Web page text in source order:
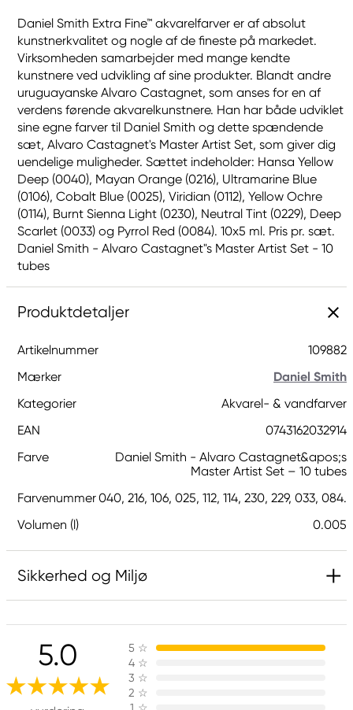
Daniel Smith Extra Fine™ akvarelfarver er af absolut
kunstnerkvalitet og nogle af de fineste på markedet.
Virksomheden samarbejder med mange kendte
kunstnere ved udvikling af sine produkter. Blandt andre
uruguayanske Alvaro Castagnet, som anses for en af
verdens førende akvarelkunstnere. Han har både udviklet
sine egne farver til Daniel Smith og dette spændende
sæt, Alvaro Castagnet's Master Artist Set, som giver dig
uendelige muligheder. Sættet indeholder: Hansa Yellow
Deep (0040), Mayan Orange (0216), Ultramarine Blue
(0106), Cobalt Blue (0025), Viridian (0112), Yellow Ochre
(0114), Burnt Sienna Light (0230), Neutral Tint (0229), Deep
Scarlet (0033) og Pyrrol Red (0084). 10x5 ml. Pris pr. sæt.
Daniel Smith - Alvaro Castagnet"s Master Artist Set - 10
tubes
Produktdetaljer
Artikelnummer
109882
Mærker
Daniel Smith
Kategorier
Akvarel- & vandfarver
EAN
0743162032914
Farve
Daniel Smith - Alvaro Castagnet&apos;s
Master Artist Set – 10 tubes
Farvenummer040, 216, 106, 025, 112, 114, 230, 229, 033, 084.
Volumen (l)
0.005
Sikkerhed og Miljø
Ansvarlig EU
Daniel Smith
Stelling A/S
Amagertorv 9, 1 sal
5.0 5 ☆
4 ☆
3 ☆
2 ☆